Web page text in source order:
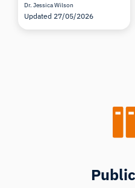
Dr. Jessica Wilson
Updated 27/05/2026